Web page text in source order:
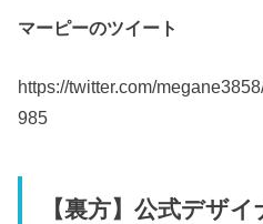
マーピーのツイート
https://twitter.com/
985
【裏方】公式デザ